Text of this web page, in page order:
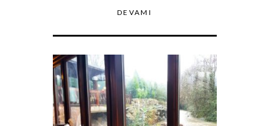
DEVAMI